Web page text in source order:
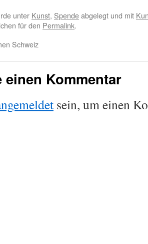
unter Kunst, Spendeabgelegt und mit
für den Permalink.
Schweiz
einen Kommentar
sein, um einen